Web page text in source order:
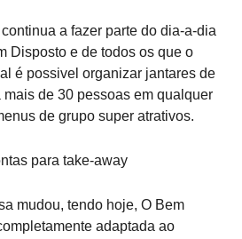
a fazer parte do dia-a-dia
Disposto e de todos os que o
é possivel organizar jantares de
de 30 pessoas em qualquer
de grupo super atrativos.
para take-away
mudou, tendo hoje, O Bem
adaptada ao